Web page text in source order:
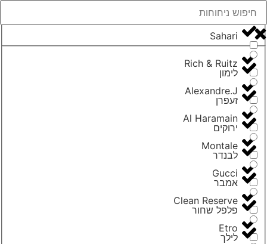
Banana Republic
Sahari
Rich & Ruitz
Alexandre.J
Al Haramain
Montale
Gucci
Clean Reserve
Etro
לימון
זעפרן
ירוקים
לבנדר
אמבר
פלפל שחור
לילך